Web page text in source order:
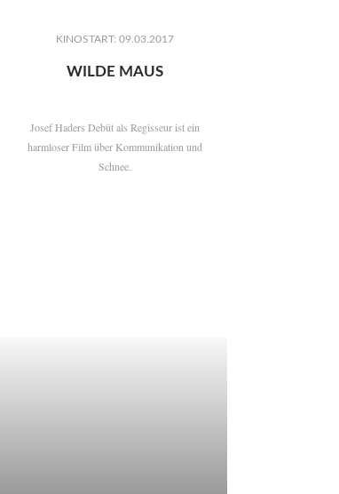
KINOSTART: 09.03.2017
WILDE MAUS
Josef Haders Debüt als Regisseur ist ein
harmloser Film über Kommunikation und
Schnee.